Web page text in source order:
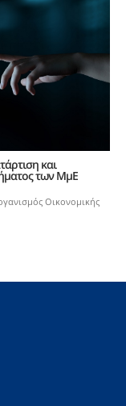
και
των ΜμΕ
Οικονομικής